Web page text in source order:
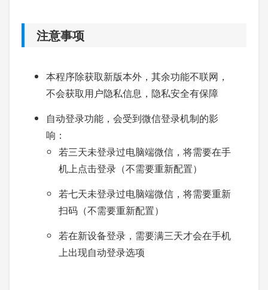
注意事项
本程序除获取新版本外，其余功能不联网，
不会获取用户隐私信息，隐私安全有保障
自动登录功能，会受到微信登录机制的影
响：
若三天未登录过电脑端微信，将需要在手
机上点击登录（不需要重新配置）
若七天未登录过电脑端微信，将需要重新
扫码（不需要重新配置）
若在新设备登录，需要满三天才会在手机
上出现自动登录选项